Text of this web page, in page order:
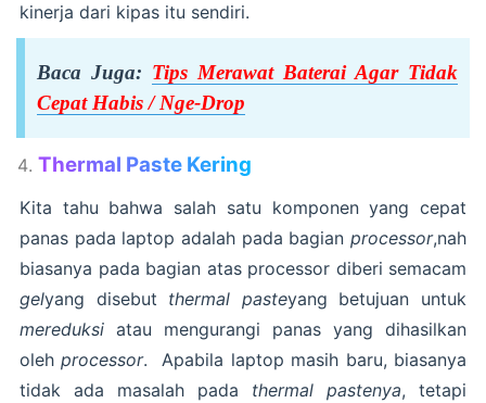
kinerja dari kipas itu sendiri.
Baca Juga: Tips Merawat Baterai Agar Tidak
Cepat Habis / Nge-Drop
Thermal Paste Kering
Kita tahu bahwa salah satu komponen yang cepat
panas pada laptop adalah pada bagian processor,nah
biasanya pada bagian atas processor diberi semacam
gelyang disebut thermal pasteyang betujuan untuk
mereduksi atau mengurangi panas yang dihasilkan
olehprocessor. Apabila laptop masih baru, biasanya
tidak ada masalah pada thermal pastenya, tetapi